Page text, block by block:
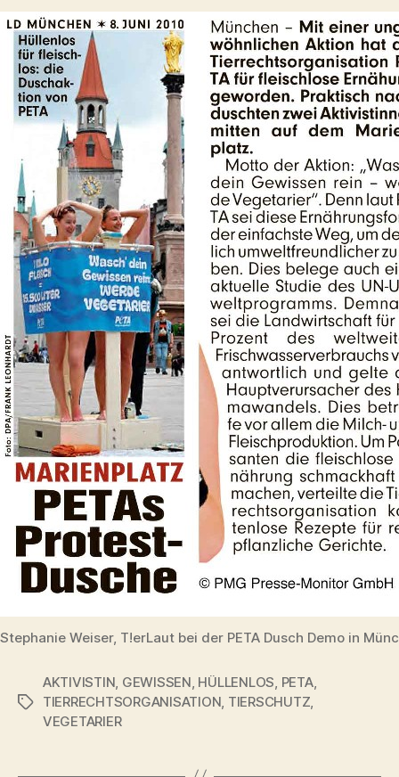
Stephanie Weiser, T!erLaut bei der PETA Dusch Demo in
Schlagwörter
AKTIVISTIN, GEWISSEN, HÜLLENLOS, PETA,
TIERRECHTSORGANISATION, TIERSCHUTZ,
VEGETARIER